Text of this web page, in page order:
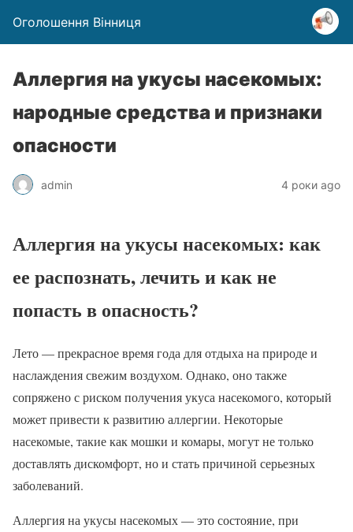
Оголошення Вінниця
Аллергия на укусы насекомых:
народные средства и признаки
опасности
admin 4 роки ago
Аллергия на укусы насекомых: как
ее распознать, лечить и как не
попасть в опасность?
Лето — прекрасное время года для отдыха на природе и
наслаждения свежим воздухом. Однако, оно также
сопряжено с риском получения укуса насекомого, который
может привести к развитию аллергии. Некоторые
насекомые, такие как мошки и комары, могут не только
доставлять дискомфорт, но и стать причиной серьезных
заболеваний.
Аллергия на укусы насекомых — это состояние, при